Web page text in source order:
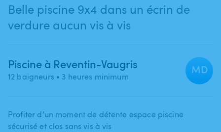
Belle piscine 9x4 dans un écrin de
verdure aucun vis à vis
Piscine à Reventin-Vaugris
12 baigneurs • 3 heures minimum
MD
Profiter d’un moment de détente espace piscine
sécurisé et clos sans vis à vis